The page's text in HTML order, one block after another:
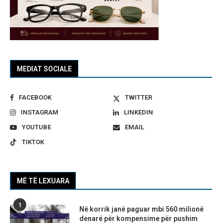
MEDIAT SOCIALE
FACEBOOK
TWITTER
INSTAGRAM
LINKEDIN
YOUTUBE
EMAIL
TIKTOK
MË TË LEXUARA
1
Në korrik janë paguar mbi 560 milionë
denarë për kompensime për pushim